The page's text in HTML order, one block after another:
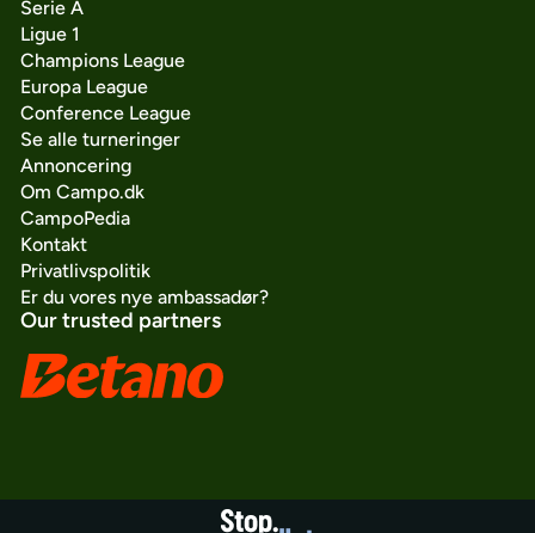
Serie A
Ligue 1
Champions League
Europa League
Conference League
Se alle turneringer
Annoncering
Om Campo.dk
CampoPedia
Kontakt
Privatlivspolitik
Er du vores nye ambassadør?
Our trusted partners